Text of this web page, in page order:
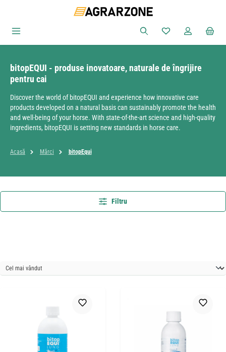
Sari la conținutul principal
Aveți 0 articole
bitopEQUI - produse inovatoare, naturale de îngrijire
pentru cai
Discover the world of bitopEQUI and experience how innovative care
products developed on a natural basis can sustainably promote the health
and well-being of your horse. With state-of-the-art science and high-quality
ingredients, bitopEQUI is setting new standards in horse care.
Acasă Mărci bitopEqui
Filtru